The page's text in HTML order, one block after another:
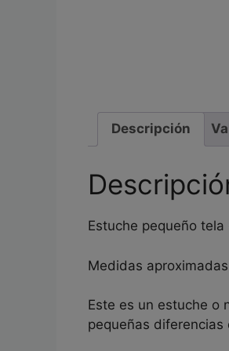
Descripción
Estuche pequeño tela
Medidas
Este es un estuche o
pequeñas